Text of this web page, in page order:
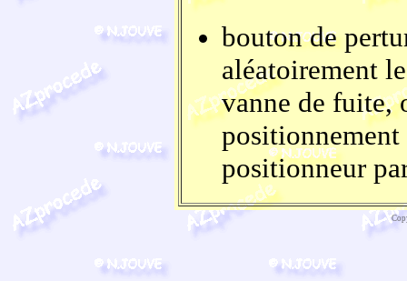
bouton de
aléatoirement
vanne de fuite,
positionnement
positionneur